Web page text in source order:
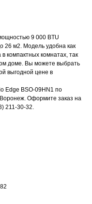
9 000 BTU
м2. Модель удобна как
компактных комнатах, так
доме. Вы можете выбрать
выгодной цене в
Edge BSO-09HN1 по
Оформите заказ на
211-30-32.